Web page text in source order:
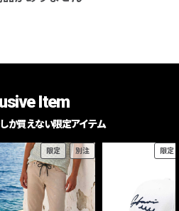
Item
か買えない限定アイテム
限定 別注 限定